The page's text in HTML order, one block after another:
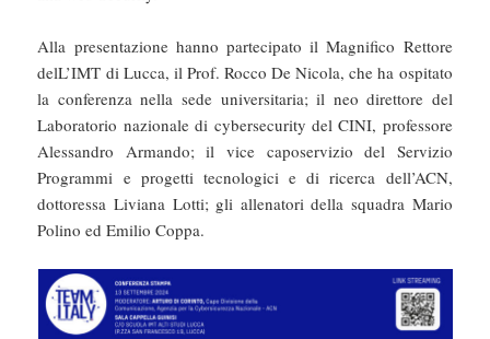
Alla presentazione hanno partecipato il Magnifico Rettore
delL’IMT di Lucca, il Prof. Rocco De Nicola, che ha ospitato
la conferenza nella sede universitaria; il neo direttore del
Laboratorio nazionale di cybersecurity del CINI, professore
Alessandro Armando; il vice caposervizio del Servizio
Programmi e progetti tecnologici e di ricerca dell’ACN,
dottoressa Liviana Lotti; gli allenatori della squadra Mario
Polino ed Emilio Coppa.